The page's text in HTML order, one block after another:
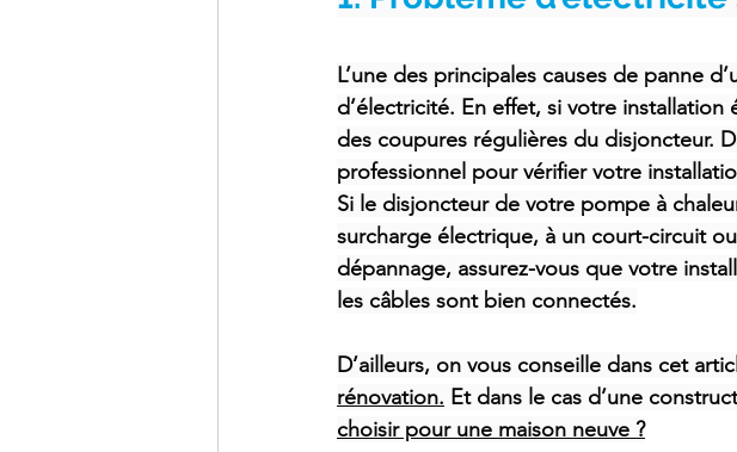
L’une des principales causes de panne
d’électricité. En effet, si votre
des coupures régulières du disjoncteur.
professionnel pour vérifier votre
Si le disjoncteur de votre pompe à
surcharge électrique, à un court-circuit
dépannage, assurez-vous que votre
les câbles sont bien connectés.
D’ailleurs, on vous conseille dans cet
rénovation. Et dans le cas d’une
choisir pour une maison neuve ?